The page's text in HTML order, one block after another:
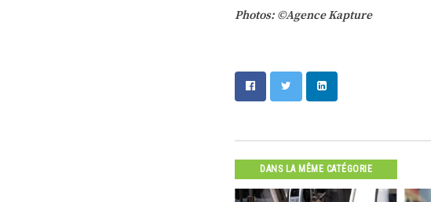
Photos: ©Agence Kapture
DANS LA MÊME CATÉGORIE